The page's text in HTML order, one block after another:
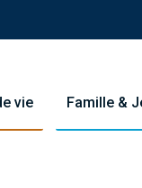
vie Famille &